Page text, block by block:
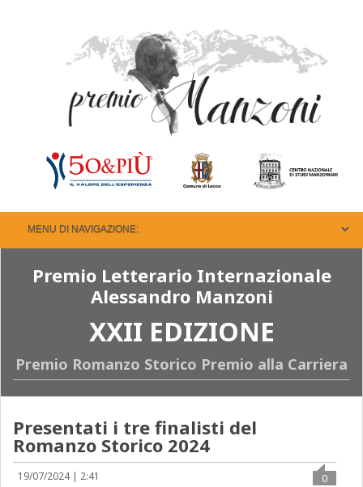
Premio Letterario Internazionale
Alessandro Manzoni
XXII EDIZIONE
Premio Romanzo Storico Premio alla Carriera
Presentati i tre finalisti del
Romanzo Storico 2024
19/07/2024 | 2:41 0